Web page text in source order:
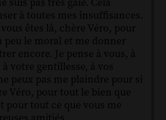
suis pas très gaie. Cela
à toutes mes insuffisances.
êtes là, chère Véro, pour
peu le moral et me donner
encore. Je pense à vous, à
votre gentillesse, à vos
peux pas me plaindre pour si
Véro, pour tout le bien que
pour tout ce que vous me